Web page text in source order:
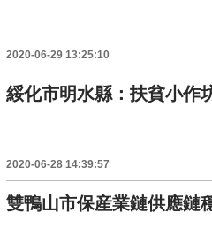
2020-06-29 13:25:10
綏化市明水縣：扶貧小作
2020-06-28 14:39:57
雙鴨山市保産業鏈供應鏈